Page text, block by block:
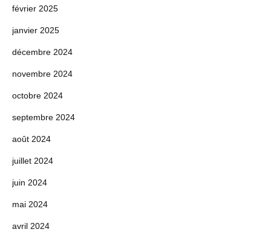
février 2025
janvier 2025
décembre 2024
novembre 2024
octobre 2024
septembre 2024
août 2024
juillet 2024
juin 2024
mai 2024
avril 2024